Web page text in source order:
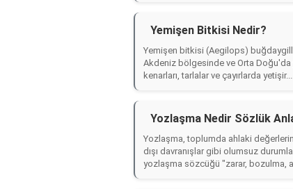
Yemişen Bitkisi Nedir?
Yemişen bitkisi (Aegilops)
Akdeniz bölgesinde ve Orta Doğu'da
kenarları, tarlalar ve çayırlarda
Yozlaşma Nedir Sözlük
Yozlaşma, toplumda ahlaki
dışı davranışlar gibi olumsuz
yozlaşma sözcüğü "zarar, bozulma,